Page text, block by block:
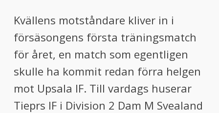
Kvällens motståndare kliver in i
försäsongens första träningsmatch
för året, en match som egentligen
skulle ha kommit redan förra helgen
mot Upsala IF. Till vardags huserar
Tieprs IF i Division 2 Dam M Svealand